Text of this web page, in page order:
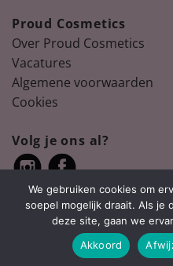
Proud Cosmetics
Over Proud Cosmetics
Vacatures
Algemene voorwaarden
Cookies
Volg je ons al?
Copyright 2026
We gebruiken cookies om
soepel mogelijk draait. Als je
deze site, gaan we
Akkoord